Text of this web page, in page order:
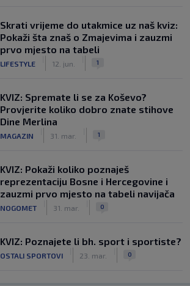
Skrati vrijeme do utakmice uz naš kviz:
Pokaži šta znaš o Zmajevima i zauzmi
prvo mjesto na tabeli
LIFESTYLE 12. jun. 1
KVIZ: Spremate li se za Koševo?
Provjerite koliko dobro znate stihove
Dine Merlina
MAGAZIN 31. mar. 1
KVIZ: Pokaži koliko poznaješ
reprezentaciju Bosne i Hercegovine i
zauzmi prvo mjesto na tabeli navijača
NOGOMET 31. mar. 0
KVIZ: Poznajete li bh. sport i sportiste?
OSTALI SPORTOVI 23. mar. 0